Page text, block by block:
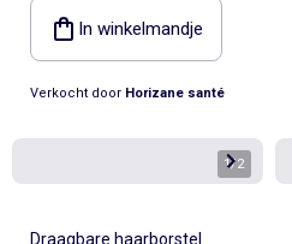
In winkelmandje
Verkocht door Horizane santé
1/2
Draagbare haarborstel